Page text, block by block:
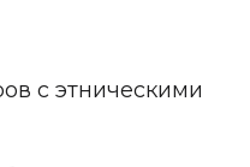
с этническими